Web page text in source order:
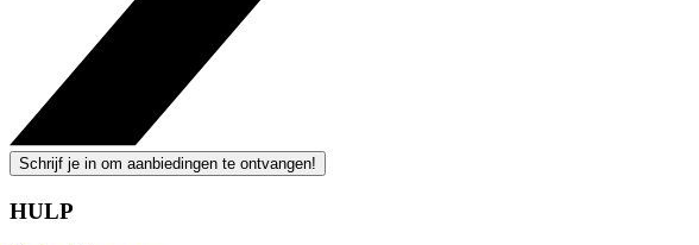
Schrijf je in om aanbiedingen te ontvangen!
HULP